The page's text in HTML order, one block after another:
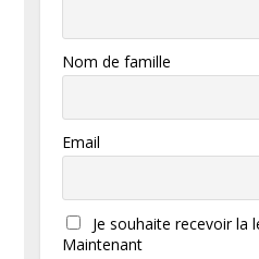
Nom de famille
Email
Je souhaite recevoir la
Maintenant